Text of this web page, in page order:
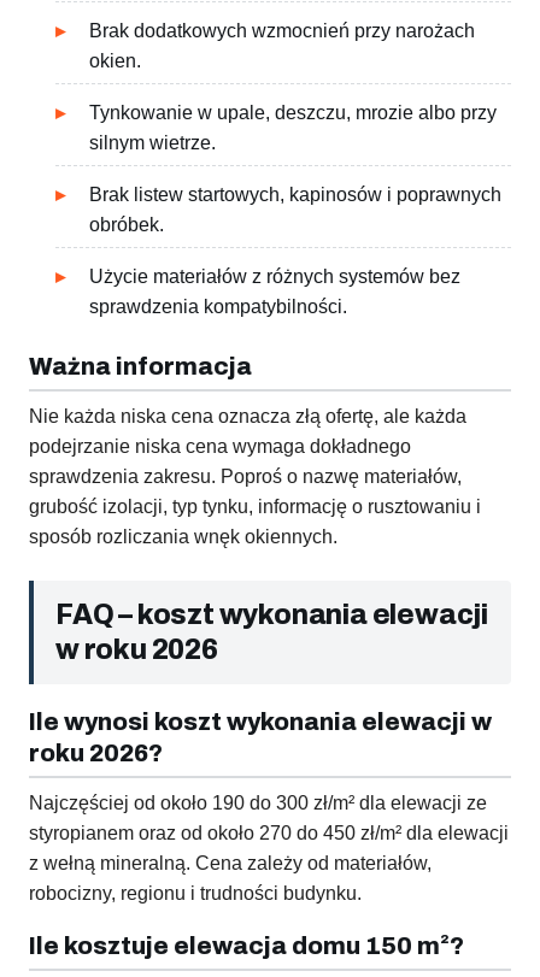
Brak dodatkowych wzmocnień przy narożach
okien.
Tynkowanie w upale, deszczu, mrozie albo przy
silnym wietrze.
Brak listew startowych, kapinosów i poprawnych
obróbek.
Użycie materiałów z różnych systemów bez
sprawdzenia kompatybilności.
Ważna informacja
Nie każda niska cena oznacza złą ofertę, ale każda
podejrzanie niska cena wymaga dokładnego
sprawdzenia zakresu. Poproś o nazwę materiałów,
grubość izolacji, typ tynku, informację o rusztowaniu i
sposób rozliczania wnęk okiennych.
FAQ – koszt wykonania elewacji
w roku 2026
Ile wynosi koszt wykonania elewacji w
roku 2026?
Najczęściej od około 190 do 300 zł/m² dla elewacji ze
styropianem oraz od około 270 do 450 zł/m² dla elewacji
z wełną mineralną. Cena zależy od materiałów,
robocizny, regionu i trudności budynku.
Ile kosztuje elewacja domu 150 m²?